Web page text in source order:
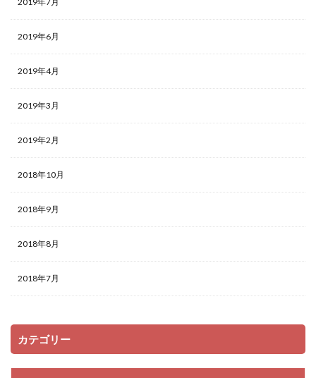
2019年6月
2019年4月
2019年3月
2019年2月
2018年10月
2018年9月
2018年8月
2018年7月
カテゴリー